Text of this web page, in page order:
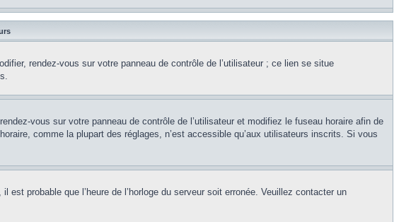
rendez-vous sur votre panneau de contrôle de l’utilisateur ; ce lien se situe
vous sur votre panneau de contrôle de l’utilisateur et modifiez le fuseau horaire afin de
comme la plupart des réglages, n’est accessible qu’aux utilisateurs inscrits. Si vous
est probable que l’heure de l’horloge du serveur soit erronée. Veuillez contacter un